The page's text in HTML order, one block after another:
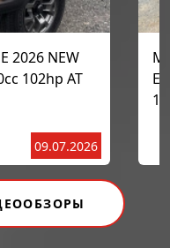
09.07.2026
2026 NEW
102hp AT